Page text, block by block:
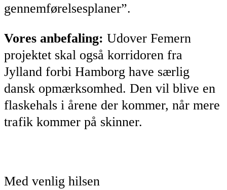
gennemførelsesplaner”.
Vores anbefaling: Udover Femern
projektet skal også korridoren fra
Jylland forbi Hamborg have særlig
dansk opmærksomhed. Den vil blive en
flaskehals i årene der kommer, når mere
trafik kommer på skinner.
Med venlig hilsen